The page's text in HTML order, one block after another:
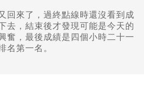
回來了，過終點線時還沒看到成
去，結束後才發現可能是今天的
奮，最後成績是四個小時二十一
名第一名。